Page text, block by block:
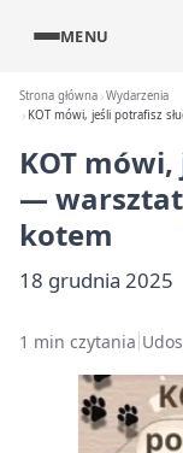
MENU
Strona główna Wydarzenia
KOT mówi, jeśli potrafisz
KOT
—
kotem
18 grudnia 2025
1 min czytania